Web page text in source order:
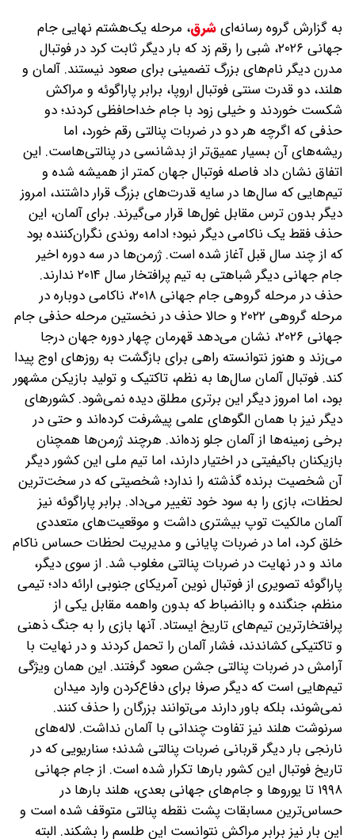
به گزارش گروه رسانه‌ایشرق، مرحله یک‌هشتم نهایی جام
جهانی ۲۰۲۶، شبی را رقم زد که بار دیگر ثابت کرد در فوتبال
مدرن دیگر نام‌های بزرگ تضمینی برای صعود نیستند. آلمان و
هلند، دو قدرت سنتی فوتبال اروپا، برابر پاراگوئه و مراکش
شکست خوردند و خیلی زود با جام خداحافظی کردند؛ دو
حذفی که اگرچه هر دو در ضربات پنالتی رقم خورد، اما
ریشه‌های آن بسیار عمیق‌تر از بدشانسی در پنالتی‌هاست. این
اتفاق نشان داد فاصله فوتبال جهان کمتر از همیشه شده و
تیم‌هایی که سال‌ها در سایه قدرت‌های بزرگ قرار داشتند، امروز
دیگر بدون ترس مقابل غول‌ها قرار می‌گیرند. برای آلمان، این
حذف فقط یک ناکامی دیگر نبود؛ ادامه روندی نگران‌کننده بود
که از چند سال قبل آغاز شده است. ژرمن‌ها در سه دوره اخیر
جام جهانی دیگر شباهتی به تیم پرافتخار سال ۲۰۱۴ ندارند.
حذف در مرحله گروهی جام جهانی ۲۰۱۸، ناکامی دوباره در
مرحله گروهی ۲۰۲۲ و حالا حذف در نخستین مرحله حذفی جام
جهانی ۲۰۲۶، نشان می‌دهد قهرمان چهار دوره جهان درجا
می‌زند و هنوز نتوانسته راهی برای بازگشت به روزهای اوج پیدا
کند. فوتبال آلمان سال‌ها به نظم، تاکتیک و تولید بازیکن مشهور
بود، اما امروز دیگر این برتری مطلق دیده نمی‌شود. کشورهای
دیگر نیز با همان الگوهای علمی پیشرفت کرده‌اند و حتی در
برخی زمینه‌ها از آلمان جلو زده‌اند. هرچند ژرمن‌ها همچنان
بازیکنان باکیفیتی در اختیار دارند، اما تیم ملی این کشور دیگر
آن شخصیت برنده گذشته را ندارد؛ شخصیتی که در سخت‌ترین
لحظات، بازی را به سود خود تغییر می‌داد. برابر پاراگوئه نیز
آلمان مالکیت توپ بیشتری داشت و موقعیت‌های متعددی
خلق کرد، اما در ضربات پایانی و مدیریت لحظات حساس ناکام
ماند و در نهایت در ضربات پنالتی مغلوب شد. از سوی دیگر،
پاراگوئه تصویری از فوتبال نوین آمریکای جنوبی ارائه داد؛ تیمی
منظم، جنگنده و باانضباط که بدون واهمه مقابل یکی از
پرافتخارترین تیم‌های تاریخ ایستاد. آنها بازی را به جنگ ذهنی
و تاکتیکی کشاندند، فشار آلمان را تحمل کردند و در نهایت با
آرامش در ضربات پنالتی جشن صعود گرفتند. این همان ویژگی
تیم‌هایی است که دیگر صرفا برای دفاع‌کردن وارد میدان
نمی‌شوند، بلکه باور دارند می‌توانند بزرگان را حذف کنند.
سرنوشت هلند نیز تفاوت چندانی با آلمان نداشت. لاله‌های
نارنجی بار دیگر قربانی ضربات پنالتی شدند؛ سناریویی که در
تاریخ فوتبال این کشور بارها تکرار شده است. از جام جهانی
۱۹۹۸ تا یوروها و جام‌های جهانی بعدی، هلند بارها در
حساس‌ترین مسابقات پشت نقطه پنالتی متوقف شده است و
این بار نیز برابر مراکش نتوانست این طلسم را بشکند. البته